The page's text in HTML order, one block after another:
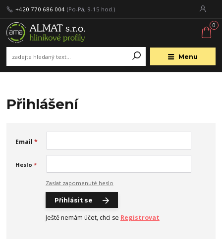
Menu
+420 770 686 004 (Po-Pá, 9-15 hod.)
0
Přihlášení
Email *
Heslo *
Zaslat zapomenuté heslo
Přihlásit se
Ještě nemám účet, chci se Registrovat